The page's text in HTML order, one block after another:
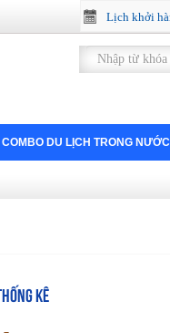
Lịch khởi
COMBO DU LỊCH TRONG NƯỚC
THỐNG KÊ